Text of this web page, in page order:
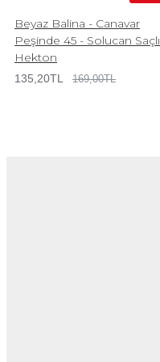
Beyaz Balina - Canavar
Peşinde 45 - Solucan Saçlı
Hekton
135,20TL 169,00TL